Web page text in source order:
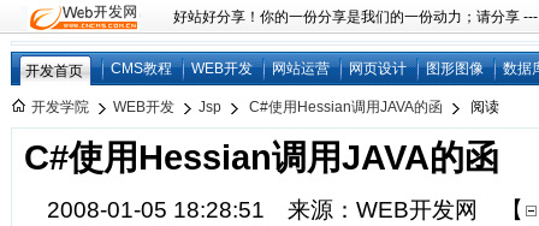
好站好分享！你的一份分享是我们的一份动力；请分享
开发首页 CMS教程 WEB开发 网站运营 网页设计 图形图像 数据
开发学院 WEB开发 Jsp C#使用Hessian调用JAVA的函 阅读
C#使用Hessian调用JAVA的函
2008-01-05 18:28:51 来源：WEB开发网
【